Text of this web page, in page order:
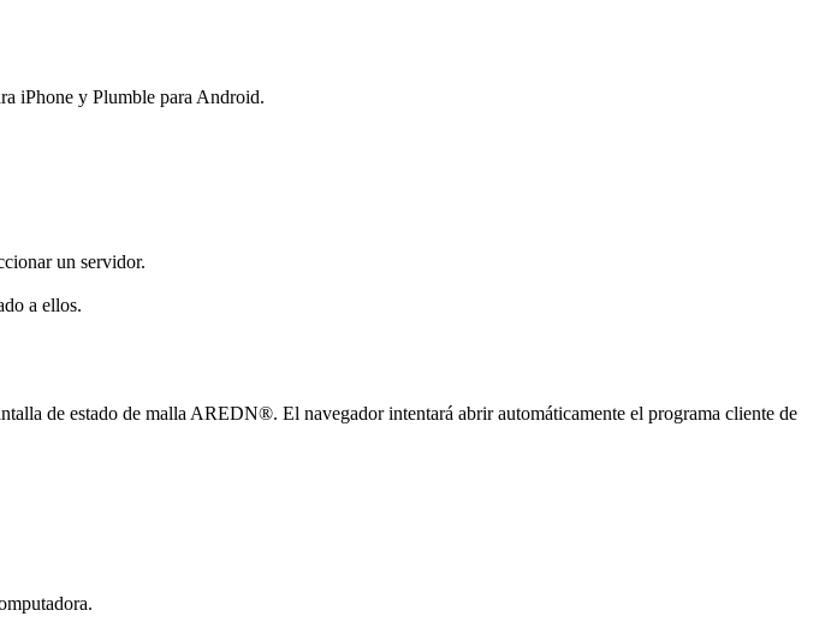
iPhone y Plumble para Android.
un servidor.
a ellos.
de estado de malla AREDN®. El navegador intentará abrir automáticamente el programa cliente de